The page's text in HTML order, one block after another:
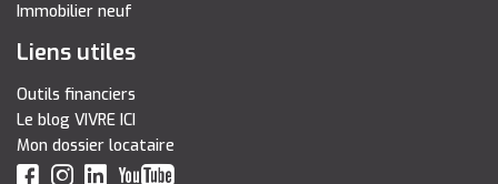
Immobilier neuf
Liens utiles
Outils financiers
Le blog VIVRE ICI
Mon dossier locataire